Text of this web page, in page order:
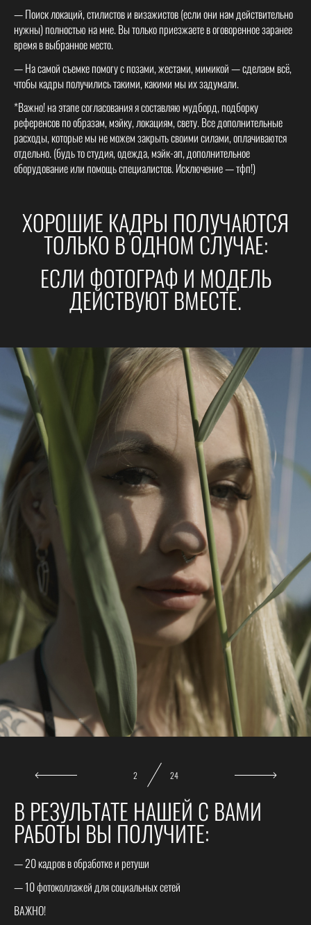
— Поиск локаций, стилистов и визажистов (если они нам действительно
нужны) полностью на мне. Вы только приезжаете в оговоренное заранее
время в выбранное место.
— На самой съемке помогу с позами, жестами, мимикой — сделаем всё,
чтобы кадры получились такими, какими мы их задумали.
*Важно! на этапе согласования я составляю мудборд, подборку
референсов по образам, мэйку, локациям, свету. Все дополнительные
расходы, которые мы не можем закрыть своими силами, оплачиваются
отдельно. (будь то студия, одежда, мэйк-ап, дополнительное
оборудование или помощь специалистов. Исключение — тфп!)
ХОРОШИЕ КАДРЫ ПОЛУЧАЮТСЯ
ТОЛЬКО В ОДНОМ СЛУЧАЕ:
ЕСЛИ ФОТОГРАФ И МОДЕЛЬ
ДЕЙСТВУЮТ ВМЕСТЕ.
2 24
В РЕЗУЛЬТАТЕ НАШЕЙ С ВАМИ
РАБОТЫ ВЫ ПОЛУЧИТЕ:
— 20 кадров в обработке и ретуши
— 10 фотоколлажей для социальных сетей
ВАЖНО!